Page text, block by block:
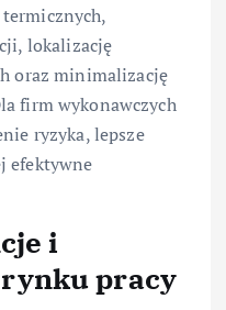
lokalizację
oraz minimalizację
firm wykonawczych
ryzyka, lepsze
efektywne
i
pracy